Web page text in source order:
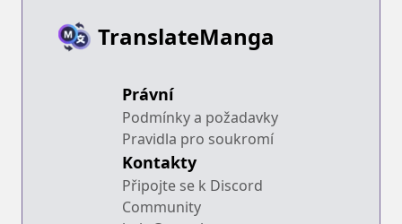
TranslateManga
Právní
Podmínky a požadavky
Pravidla pro soukromí
Kontakty
Připojte se k Discord
Community